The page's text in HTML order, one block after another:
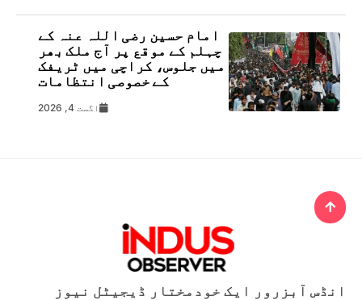
امام حسین رضی اللہ عنہ کے
چہلم کے موقع پر آج ملک بھر
میں جلوس، کراچی میں ٹریفک
کے خصوصی انتظامات
اگست 4, 2026
انڈس آبزرور ایک خودمختار ڈیجیٹل نیوز